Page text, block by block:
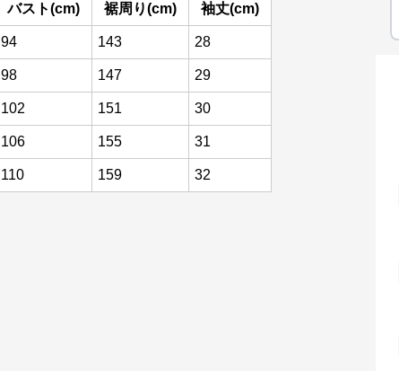
バスト(cm) 裾周り(cm) 袖丈(cm)
94 143 28
98 147 29
102 151 30
106 155 31
110 159 32